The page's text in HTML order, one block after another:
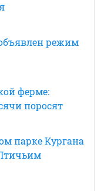
режим
ферме:
поросят
парке Кургана